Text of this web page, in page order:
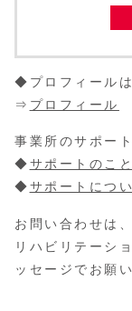
◆プロフィール
⇒ プロフィール
事業所のサポー
◆サポートのこと
◆サポートにつ
お問い合わせは
リハビリテーシ
ッセージでお願